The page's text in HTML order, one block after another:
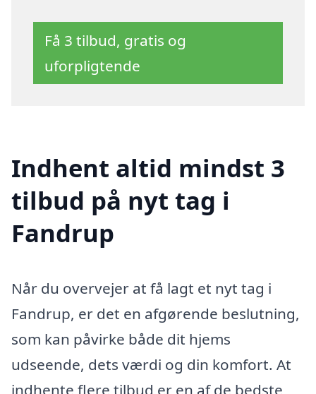
Få 3 tilbud, gratis og
uforpligtende
Indhent altid mindst 3
tilbud på nyt tag i
Fandrup
Når du overvejer at få lagt et nyt tag i
Fandrup, er det en afgørende beslutning,
som kan påvirke både dit hjems
udseende, dets værdi og din komfort. At
indhente flere tilbud er en af de bedste